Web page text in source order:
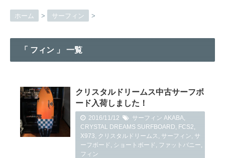
ホーム > サーフィン >
「 フィン 」 一覧
クリスタルドリームス中古サーフボ
ード入荷しました！
2016/11/12 サーフィン AKABA,
CRYSTAL DREAMS SURFBOARD,FCS2,
X973,クリスタルドリームス,サーフィン,サ
ーフボード,ショートボード,ファットバニー,
フィン